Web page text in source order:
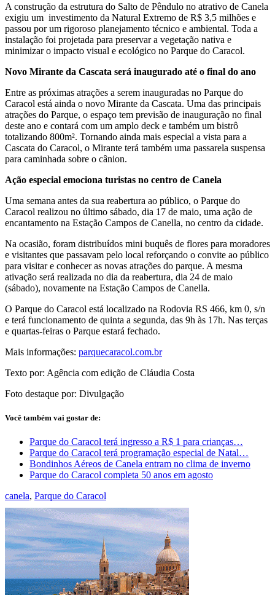
A construção da estrutura do Salto de Pêndulo no atrativo de Canela
exigiu um investimento da Natural Extremo de R$ 3,5 milhões e
passou por um rigoroso planejamento técnico e ambiental. Toda a
instalação foi projetada para preservar a vegetação nativa e
minimizar o impacto visual e ecológico no Parque do Caracol.
Novo Mirante da Cascata será inaugurado até o final do ano
Entre as próximas atrações a serem inauguradas no Parque do
Caracol está ainda o novo Mirante da Cascata. Uma das principais
atrações do Parque, o espaço tem previsão de inauguração no final
deste ano e contará com um amplo deck e também um bistrô
totalizando 800m². Tornando ainda mais especial a vista para a
Cascata do Caracol, o Mirante terá também uma passarela suspensa
para caminhada sobre o cânion.
Ação especial emociona turistas no centro de Canela
Uma semana antes da sua reabertura ao público, o Parque do
Caracol realizou no último sábado, dia 17 de maio, uma ação de
encantamento na Estação Campos de Canella, no centro da cidade.
Na ocasião, foram distribuídos mini buquês de flores para moradores
e visitantes que passavam pelo local reforçando o convite ao público
para visitar e conhecer as novas atrações do parque. A mesma
ativação será realizada no dia da reabertura, dia 24 de maio
(sábado), novamente na Estação Campos de Canella.
O Parque do Caracol está localizado na Rodovia RS 466, km 0, s/n
e terá funcionamento de quinta a segunda, das 9h às 17h. Nas terças
e quartas-feiras o Parque estará fechado.
Mais informações: parquecaracol.com.br
Texto por: Agência com edição de Cláudia Costa
Foto destaque por: Divulgação
Você também vai gostar de:
Parque do Caracol terá ingresso a R$ 1 para crianças…
Parque do Caracol terá programação especial de Natal…
Bondinhos Aéreos de Canela entram no clima de inverno
Parque do Caracol completa 50 anos em agosto
canela, Parque do Caracol